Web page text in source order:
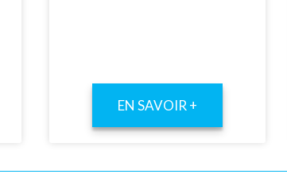
EN SAVOIR +